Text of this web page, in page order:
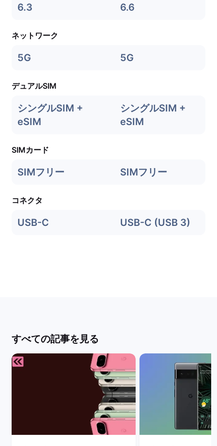
6.3 6.6
ネットワーク
5G 5G
デュアルSIM
シングルSIM +
eSIM
シングルSIM +
eSIM
SIMカード
SIMフリー SIMフリー
コネクタ
USB-C USB-C (USB 3)
すべての記事を見る